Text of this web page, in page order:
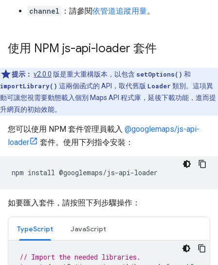
channel
：請參閱依管道追蹤用量。
使用 NPM js-api-loader 套件
提示： v2.0.0 版是重大重構版本，以包含 setOptions() 和
importLibrary() 這兩個函式的 API，取代舊版 Loader 類別。這項異
動可讓您視需要動態載入個別 Maps API 程式庫，延後下載功能，進而提
升網頁的初始效能。
您可以使用 NPM 套件管理員載入 @googlemaps/js-api-
loader
套件。使用下列指令安裝：
npm install @googlemaps/js-api-loader
如要匯入套件，請按照下列步驟操作：
TypeScript JavaScript
// Import the needed libraries.